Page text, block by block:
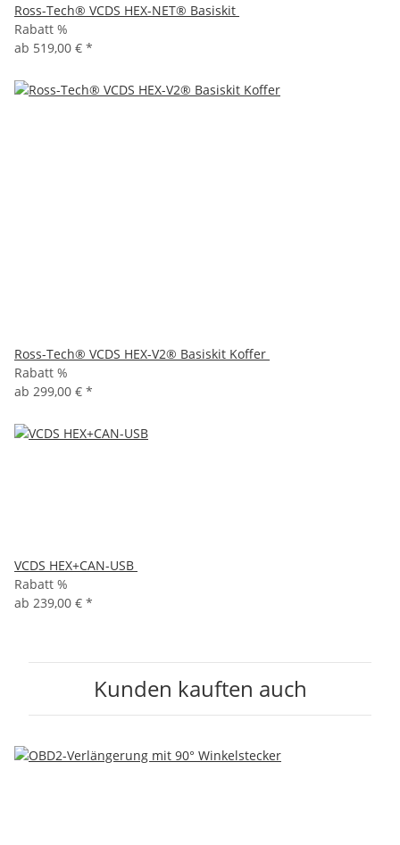
Ross-Tech® VCDS HEX-NET® Basiskit
Rabatt %
ab 519,00 € *
Ross-Tech® VCDS HEX-V2® Basiskit Koffer
Rabatt %
ab 299,00 € *
VCDS HEX+CAN-USB
Rabatt %
ab 239,00 € *
Kunden kauften auch